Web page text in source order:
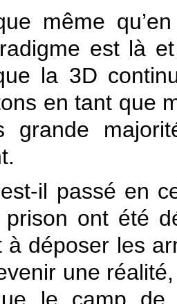
même
est là
la 3D
en tant que
il passé en
ont été
à déposer les
une